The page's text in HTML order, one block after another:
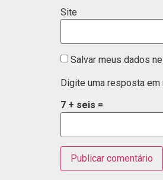
Site
Salvar meus dados
Digite uma resposta em
7 + seis =